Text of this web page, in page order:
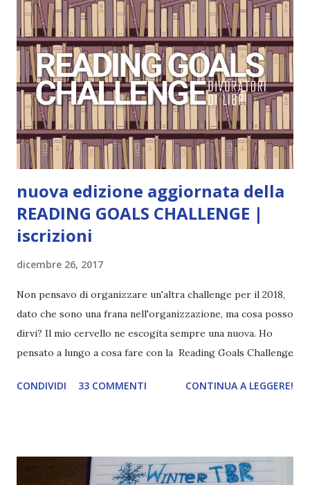
nuova edizione aggiornata della
READING GOALS CHALLENGE |
iscrizioni
dicembre 26, 2017
Non pensavo di organizzare un'altra challenge per il 2018,
dato che sono una frana nell'organizzazione, ma cosa posso
dirvi? Il mio cervello ne escogita sempre una nuova. Ho
pensato a lungo a cosa fare con la Reading Goals Challenge
ho scoperto che anche alcuni di voi avrebbero fatto così,
CONDIVIDI 33 COMMENTI CONTINUA A LEGGERE!